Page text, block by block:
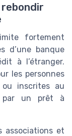
fortement
d’une banque
à l’étranger.
les personnes
ou inscrites au
par un prêt à
associations et